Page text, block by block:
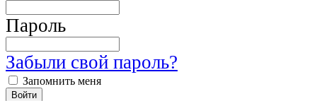
Пароль
Забыли свой пароль?
Запомнить меня